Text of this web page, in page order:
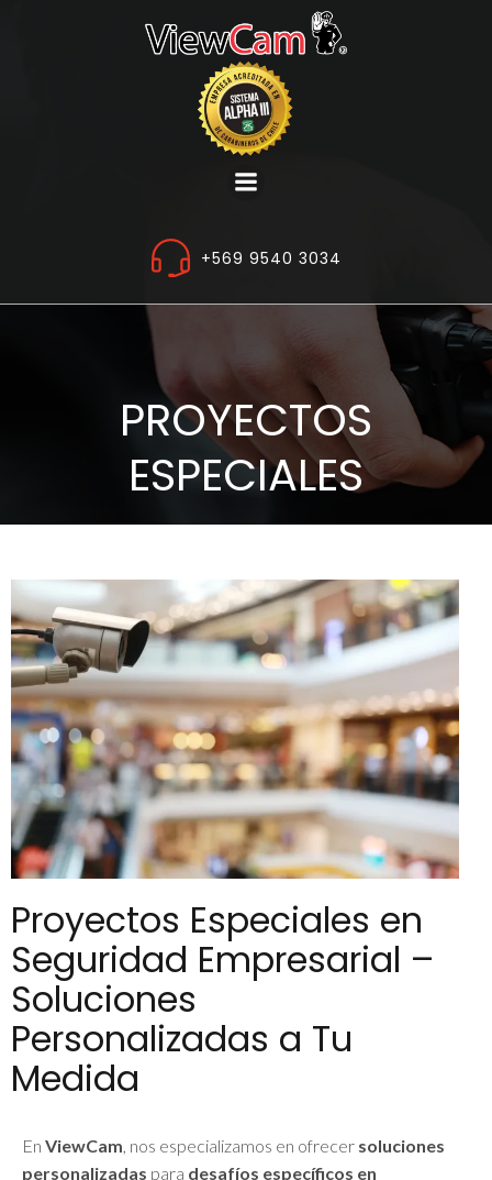
al
contenido
+569 9540 3034
PROYECTOS
ESPECIALES
Proyectos Especiales en
Seguridad Empresarial –
Soluciones
Personalizadas a Tu
Medida
En ViewCam, nos especializamos en ofrecer soluciones
personalizadas para desafíos específicos en